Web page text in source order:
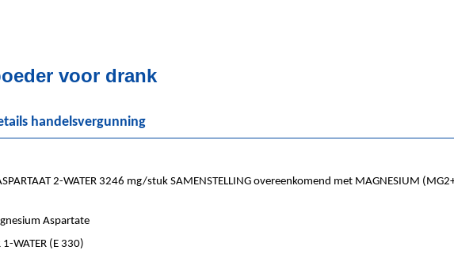
voor drank
handelsvergunning
2-WATER 3246 mg/stuk SAMENSTELLING overeenkomend met MAGNESIUM
Aspartate
1-WATER (E 330)